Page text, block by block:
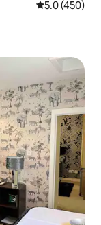
Calificación
5.0 (450)